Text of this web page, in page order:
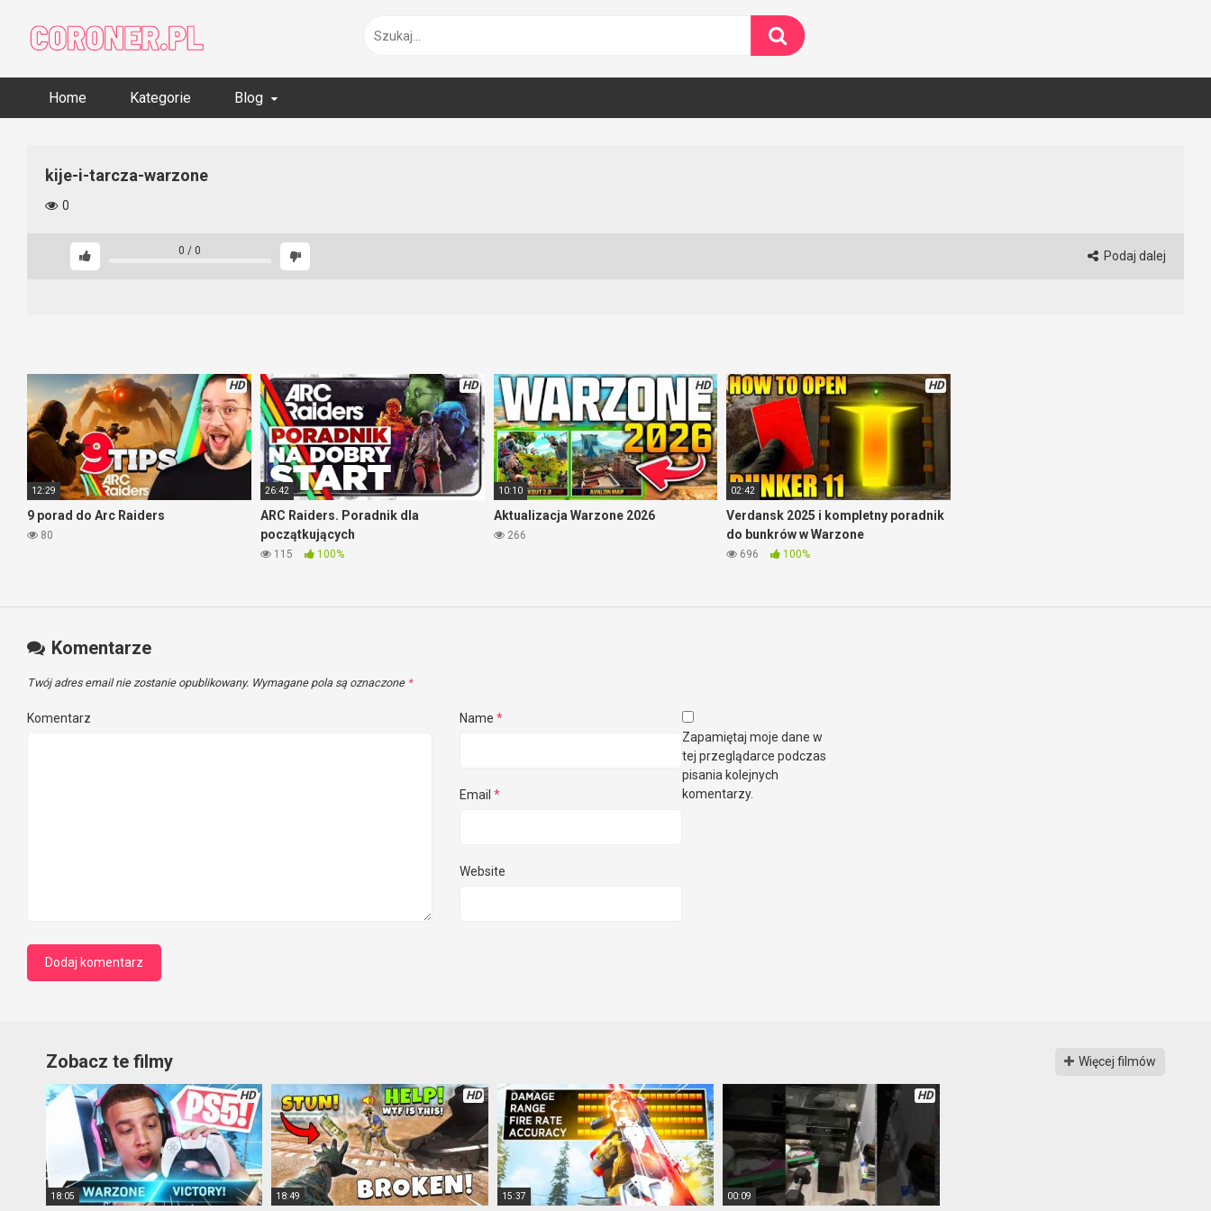
content
Home Kategorie Blog
kije-i-tarcza-warzone
0
0 / 0 Podaj dalej
HD
12:29
9 porad do Arc Raiders
80
HD
26:42
ARC Raiders. Poradnik dla
początkujących
115 100%
HD
10:10
Aktualizacja Warzone 2026
266
HD
02:42
Verdansk 2025 i kompletny poradnik
do bunkrów w Warzone
696 100%
Komentarze
Twój adres email nie zostanie opublikowany. Wymagane pola są oznaczone *
Komentarz Name *
Email *
Website
Zapamiętaj moje dane w
tej przeglądarce podczas
pisania kolejnych
komentarzy.
Zobacz te filmy Więcej filmów
HD
18:05
HD
18:49 15:37
HD
00:09